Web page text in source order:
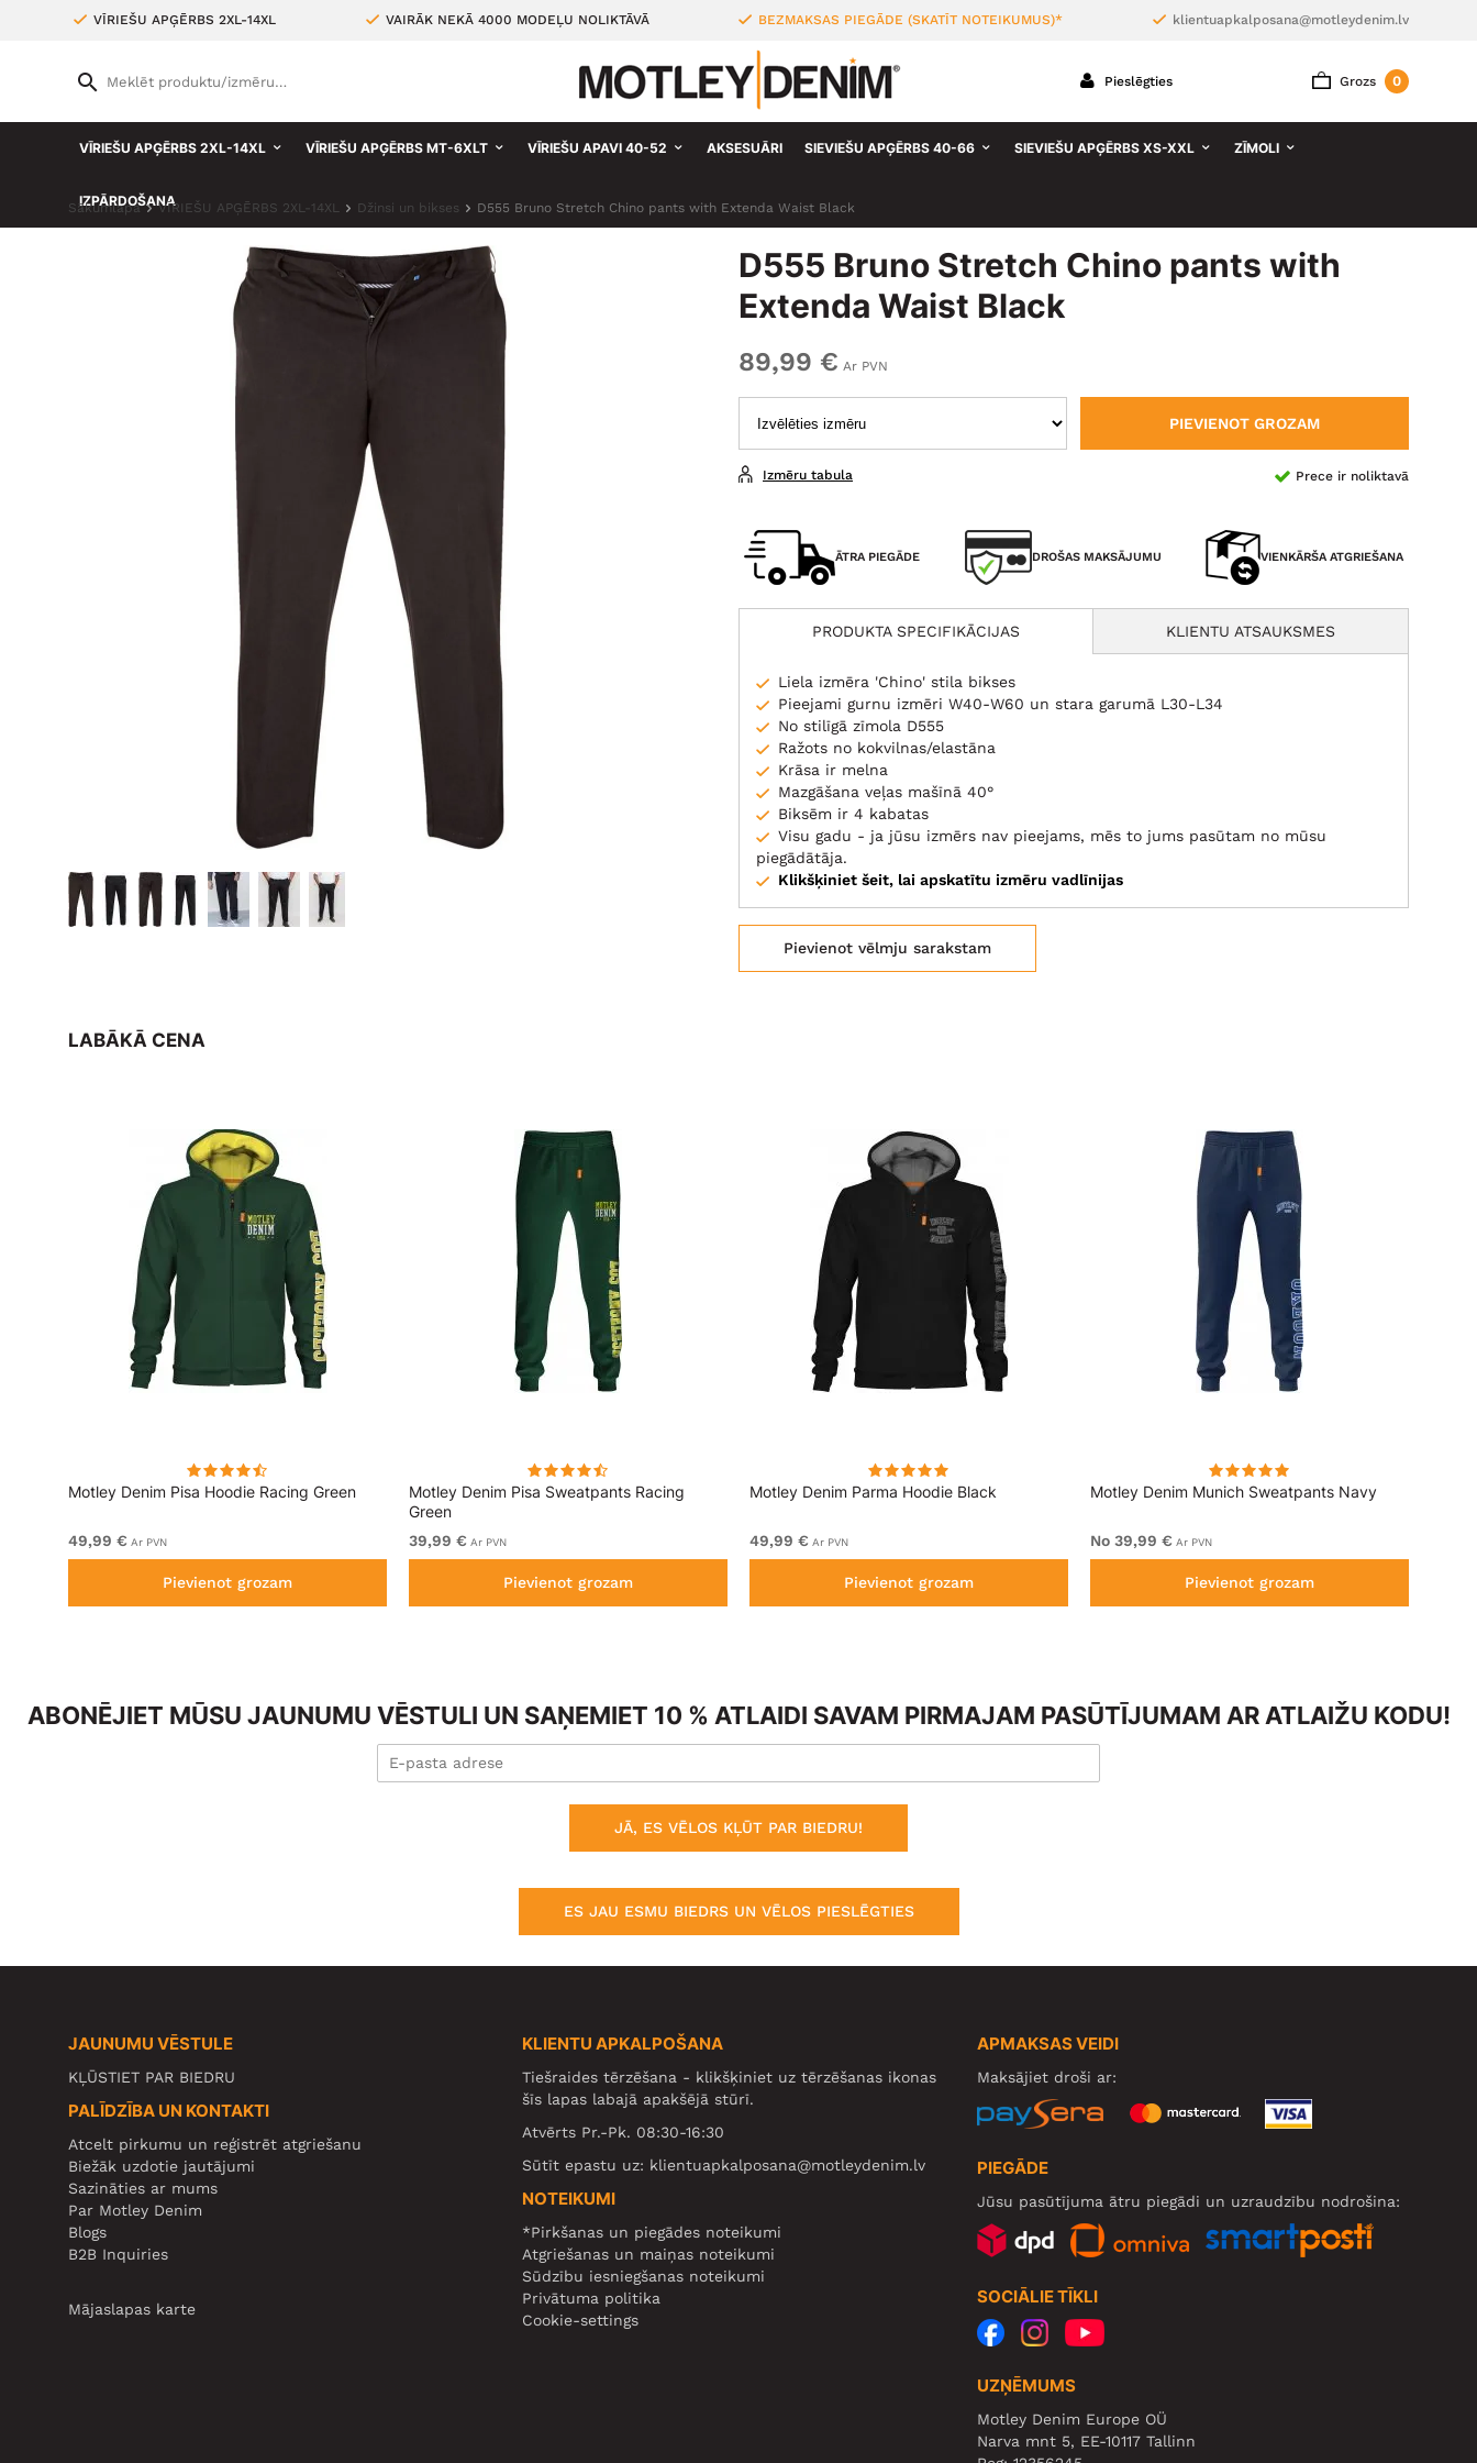
VĪRIEŠU APĢĒRBS 2XL-14XL VAIRĀK NEKĀ 4000 MODEĻU NOLIKTĀVĀ BEZMAKSAS PIEGĀDE (SKATĪT NOTEIKUMUS)* klientuapkalposana@motleydenim.lv
Grozs 0
Pieslēgties
VĪRIEŠU APĢĒRBS 2XL-14XL VĪRIEŠU APĢĒRBS MT-6XLT VĪRIEŠU APAVI 40-52 AKSESUĀRI SIEVIEŠU APĢĒRBS 40-66 SIEVIEŠU APĢĒRBS XS-XXL ZĪMOLI
IZPĀRDOŠANA
Sākumlapa VĪRIEŠU APĢĒRBS 2XL-14XL Džinsi un bikses D555 Bruno Stretch Chino pants with Extenda Waist Black
D555 Bruno Stretch Chino pants with
Extenda Waist Black
89,99 € Ar PVN
PIEVIENOT GROZAM
Prece ir noliktavā
Izmēru tabula
ĀTRA PIEGĀDE DROŠAS MAKSĀJUMU VIENKĀRŠA ATGRIEŠANA
PRODUKTA SPECIFIKĀCIJAS KLIENTU ATSAUKSMES
Liela izmēra 'Chino' stila bikses
Pieejami gurnu izmēri W40-W60 un stara garumā L30-L34
No stilīgā zīmola D555
Ražots no kokvilnas/elastāna
Krāsa ir melna
Mazgāšana veļas mašīnā 40°
Biksēm ir 4 kabatas
Visu gadu - ja jūsu izmērs nav pieejams, mēs to jums pasūtam no mūsu
piegādātāja.
Klikšķiniet šeit, lai apskatītu izmēru vadlīnijas
Pievienot vēlmju sarakstam
LABĀKĀ CENA
Motley Denim Pisa Hoodie Racing Green
49,99 € Ar PVN
Pievienot grozam
Motley Denim Pisa Sweatpants Racing
Green
39,99 € Ar PVN
Pievienot grozam
Motley Denim Parma Hoodie Black
49,99 € Ar PVN
Pievienot grozam
Motley Denim Munich Sweatpants Navy
No 39,99 € Ar PVN
Pievienot grozam
ABONĒJIET MŪSU JAUNUMU VĒSTULI UN SAŅEMIET 10 % ATLAIDI SAVAM PIRMAJAM PASŪTĪJUMAM AR ATLAIŽU KODU!
JĀ, ES VĒLOS KĻŪT PAR BIEDRU!
ES JAU ESMU BIEDRS UN VĒLOS PIESLĒGTIES
JAUNUMU VĒSTULE
KĻŪSTIET PAR BIEDRU
PALĪDZĪBA UN KONTAKTI
Atcelt pirkumu un reģistrēt atgriešanu
Biežāk uzdotie jautājumi
Sazināties ar mums
Par Motley Denim
Blogs
B2B Inquiries
Mājaslapas karte
KLIENTU APKALPOŠANA
Tiešraides tērzēšana - klikšķiniet uz tērzēšanas ikonas
šīs lapas labajā apakšējā stūrī.
Atvērts Pr.-Pk. 08:30-16:30
Sūtīt epastu uz: klientuapkalposana@motleydenim.lv
NOTEIKUMI
*Pirkšanas un piegādes noteikumi
Atgriešanas un maiņas noteikumi
Sūdzību iesniegšanas noteikumi
Privātuma politika
Cookie-settings
APMAKSAS VEIDI
Maksājiet droši ar:
PIEGĀDE
Jūsu pasūtījuma ātru piegādi un uzraudzību nodrošina:
SOCIĀLIE TĪKLI
UZŅĒMUMS
Motley Denim Europe OÜ
Narva mnt 5, EE-10117 Tallinn